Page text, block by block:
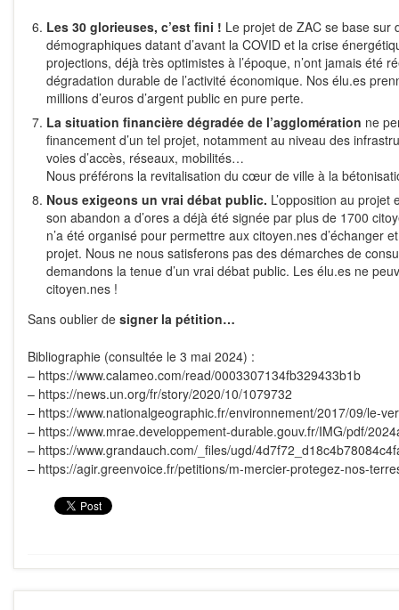
Les 30 glorieuses, c’est fini ! Le projet de ZAC se base sur
démographiques datant d’avant la COVID et la crise
projections, déjà très optimistes à l’époque, n’ont jamais été
dégradation durable de l’activité économique. Nos élu.es
millions d’euros d’argent public en pure perte.
La situation financière dégradée de l’agglomération ne
financement d’un tel projet, notamment au niveau des
voies d’accès, réseaux, mobilités…
Nous préférons la revitalisation du cœur de ville à la
Nous exigeons un vrai débat public. L’opposition au
son abandon a d’ores a déjà été signée par plus de 1700
n’a été organisé pour permettre aux citoyen.nes d’échanger
projet. Nous ne nous satisferons pas des démarches de
demandons la tenue d’un vrai débat public. Les élu.es ne
citoyen.nes !
Sans oublier de signer la pétition…
Bibliographie (consultée le 3 mai 2024) :
– https://www.calameo.com/read/0003307134fb329433b1b
– https://news.un.org/fr/story/2020/10/1079732
– https://www.nationalgeographic.fr/environnement/2017/09/le-
– https://www.mrae.developpement-durable.gouv.fr/IMG/pdf/
– https://www.grandauch.com/_files/ugd/
– https://agir.greenvoice.fr/petitions/m-mercier-protegez-nos-